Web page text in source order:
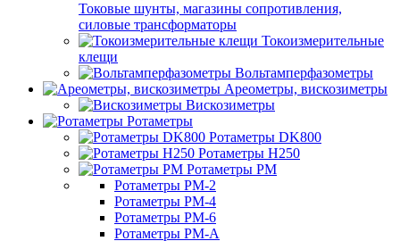
Токовые шунты, магазины сопротивления,
силовые трансформаторы
Токоизмерительные
клещи
Вольтамперфазометры
Ареометры, вискозиметры
Вискозиметры
Ротаметры
Ротаметры DK800
Ротаметры H250
Ротаметры РМ
Ротаметры РМ-2
Ротаметры РМ-4
Ротаметры РМ-6
Ротаметры РМ-А